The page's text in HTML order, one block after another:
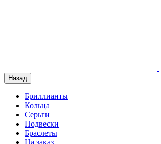
Назад
Бриллианты
Кольца
Серьги
Подвески
Браслеты
На заказ